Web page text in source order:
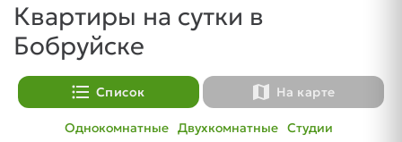
Квартиры на сутки в
Бобруйске
format_list_bulleted Список map На карте
Однокомнатные Двухкомнатные Студии